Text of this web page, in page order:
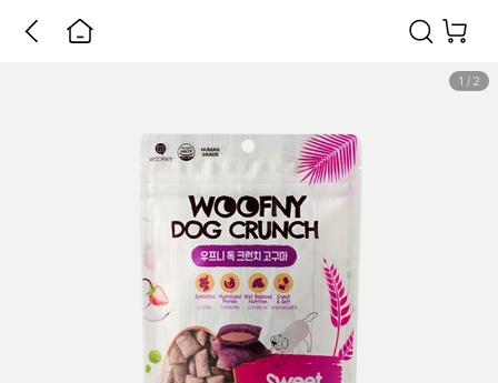
1 / 2